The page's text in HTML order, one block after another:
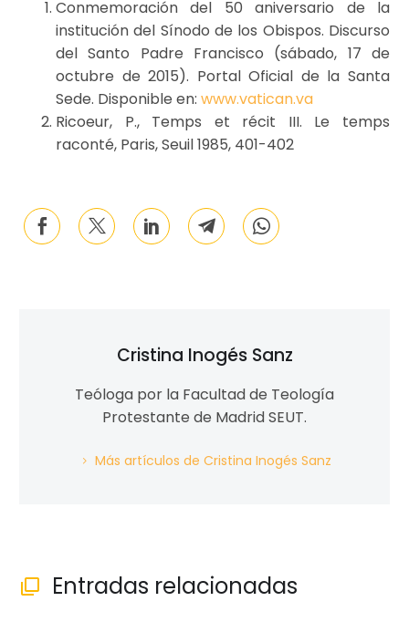
Conmemoración del 50 aniversario de la
institución del Sínodo de los Obispos. Discurso
del Santo Padre Francisco (sábado, 17 de
octubre de 2015). Portal Oficial de la Santa
Sede. Disponible en: www.vatican.va
Ricoeur, P., Temps et récit III. Le temps
raconté, Paris, Seuil 1985, 401-402
Cristina Inogés Sanz
Teóloga por la Facultad de Teología
Protestante de Madrid SEUT.
Más artículos de Cristina Inogés Sanz
 Entradas relacionadas